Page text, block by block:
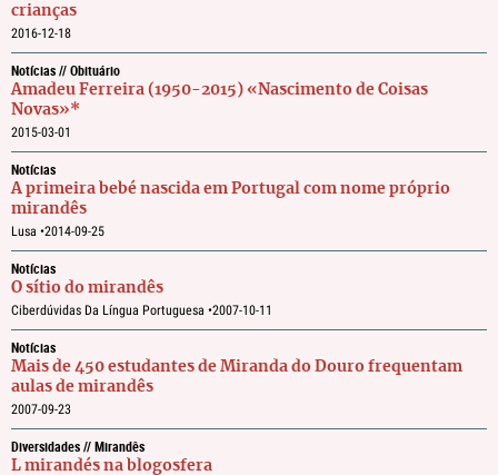
crianças
2016-12-18
Notícias // Obituário
Amadeu Ferreira (1950-2015) «Nascimento de Coisas
Novas»*
2015-03-01
Notícias
A primeira bebé nascida em Portugal com nome próprio
mirandês
Lusa •2014-09-25
Notícias
O sítio do mirandês
Ciberdúvidas Da Língua Portuguesa •2007-10-11
Notícias
Mais de 450 estudantes de Miranda do Douro frequentam
aulas de mirandês
2007-09-23
Diversidades // Mirandês
L mirandés na blogosfera